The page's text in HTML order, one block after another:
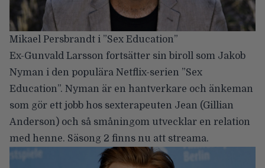
Mikael Persbrandt i ”Sex Education”
Ex-Gunvald Larsson fortsätter sin biroll som Jakob
Nyman i den populära Netflix-serien ”Sex
Education”. Nyman är en hantverkare och änkeman
som gör ett jobb hos sexterapeuten Jean (Gillian
Anderson) och så småningom utvecklar en relation
med henne. Säsong 2 finns nu att streama.